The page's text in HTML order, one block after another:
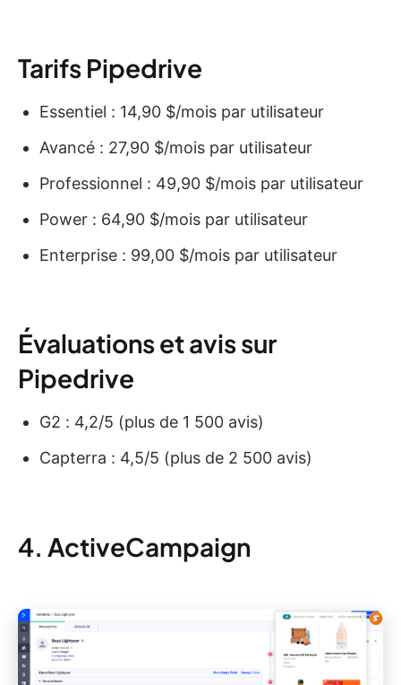
Tarifs Pipedrive
Essentiel : 14,90 $/mois par utilisateur
Avancé : 27,90 $/mois par utilisateur
Professionnel : 49,90 $/mois par utilisateur
Power : 64,90 $/mois par utilisateur
Enterprise : 99,00 $/mois par utilisateur
Évaluations et avis sur
Pipedrive
G2 : 4,2/5 (plus de 1 500 avis)
Capterra : 4,5/5 (plus de 2 500 avis)
4. ActiveCampaign